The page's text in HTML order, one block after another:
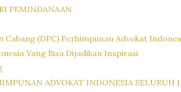
PEMINDANAAN
(DPC) Perhimpunan Advokat
Yang Bisa Dijadikan Inspirasi
ADVOKAT INDONESIA SELURUH